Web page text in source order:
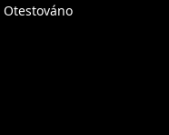
Otestováno